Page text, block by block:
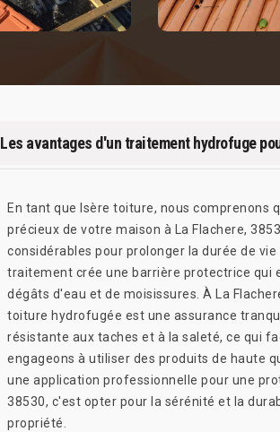
Les avantages d'un traitement hydrofuge
En tant que Isère toiture, nous comprenons
précieux de votre maison à La Flachere,
considérables pour prolonger la durée de
traitement crée une barrière protectrice qui
dégâts d'eau et de moisissures. À La
toiture hydrofugée est une assurance
résistante aux taches et à la saleté, ce qui
engageons à utiliser des produits de haute
une application professionnelle pour une
38530, c'est opter pour la sérénité et la
propriété.